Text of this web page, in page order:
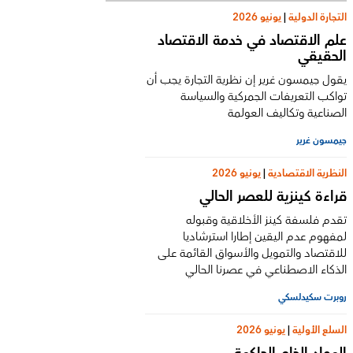
التجارة الدولية|يونيو 2026
علم الاقتصاد في خدمة الاقتصاد
الحقيقي
يقول جيمسون غرير إن نظرية التجارة يجب أن
تواكب التعريفات الجمركية والسياسة
الصناعية وتكاليف العولمة
جيمسون غرير
النظرية الاقتصادية|يونيو 2026
قراءة كينزية للعصر الحالي
تقدم فلسفة كينز الأخلاقية وقبوله
لمفهوم عدم اليقين إطارا استرشاديا
للاقتصاد والتمويل والأسواق القائمة على
الذكاء الاصطناعي في عصرنا الحالي
روبرت سكيدلسكي
السلع الأولية|يونيو 2026